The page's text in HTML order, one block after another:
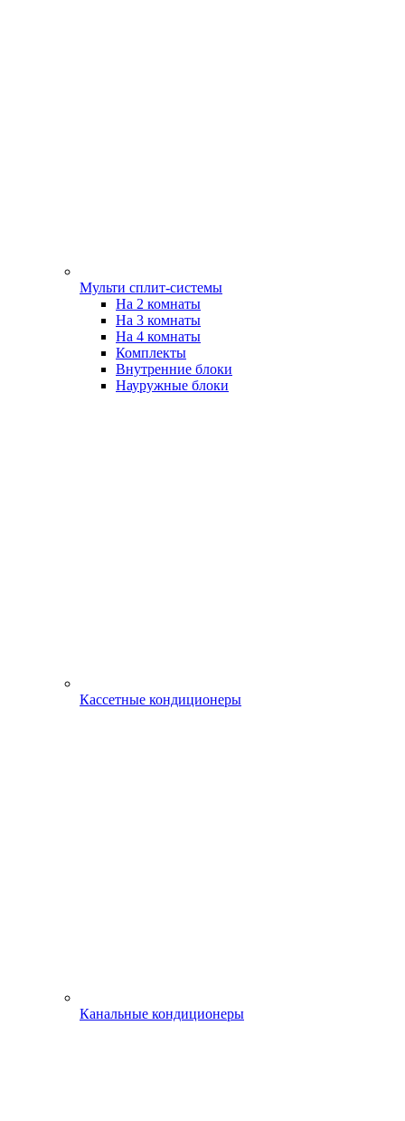
Мульти сплит-системы
На 2 комнаты
На 3 комнаты
На 4 комнаты
Комплекты
Внутренние блоки
Науружные блоки
Кассетные кондиционеры
Канальные кондиционеры